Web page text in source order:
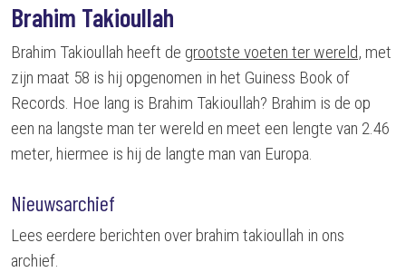
Brahim Takioullah
Brahim Takioullah heeft de grootste voeten ter wereld, met
zijn maat 58 is hij opgenomen in het Guiness Book of
Records. Hoe lang is Brahim Takioullah? Brahim is de op
een na langste man ter wereld en meet een lengte van 2.46
meter, hiermee is hij de langte man van Europa.
Nieuwsarchief
Lees eerdere berichten over brahim takioullah in ons
archief.